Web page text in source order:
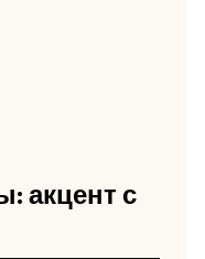
акцент с